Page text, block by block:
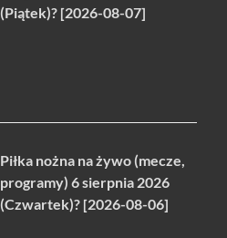
(Piątek)? [2026-08-07]
Piłka nożna na żywo (mecze,
programy) 6 sierpnia 2026
(Czwartek)? [2026-08-06]